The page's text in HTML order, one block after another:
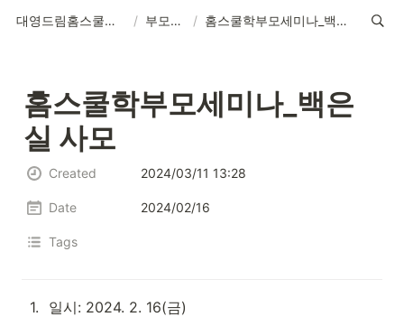
대영드림홈스쿨아카데미 / 부모교육 / 홈스쿨학부모세미나_백은실 사모
홈스쿨학부모세미나_백은
실 사모
Created 2024/03/11 13:28
Date 2024/02/16
Tags
1.
일시: 2024. 2. 16(금)